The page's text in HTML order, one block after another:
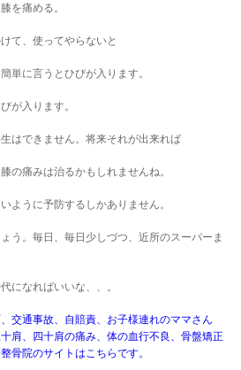
を痛める。
て、使ってやらないと
単に言うとひびが入ります。
が入ります。
はできません。将来それが出来れば
の痛みは治るかもしれませんね。
ように予防するしかありません。
う。毎日、毎日少しづつ、近所のスーパーま
になればいいな、、。
交通事故、自賠責、お子様連れのママさん
肩、四十肩の痛み、体の血行不良、骨盤矯正
骨院のサイトはこちらです。